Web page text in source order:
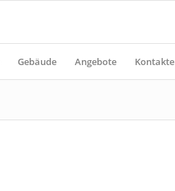
Gebäude Angebote Kontakte